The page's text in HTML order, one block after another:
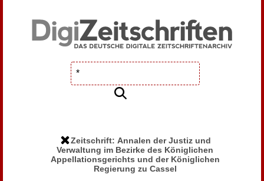
Zeitschrift: Annalen der Justiz und
Verwaltung im Bezirke des Königlichen
Appellationsgerichts und der Königlichen
Regierung zu Cassel